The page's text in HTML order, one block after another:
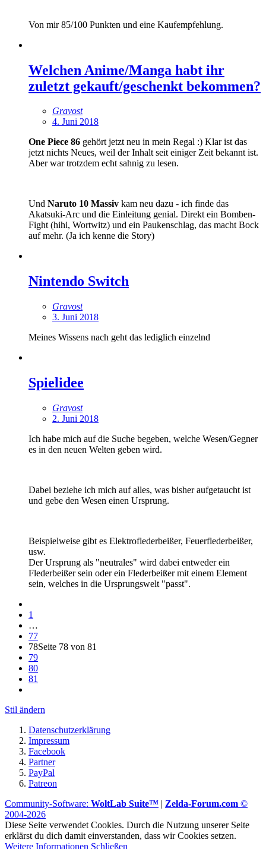
Von mir 85/100 Punkten und eine Kaufempfehlung.
Welchen Anime/Manga habt ihr
zuletzt gekauft/geschenkt bekommen?
Gravost
4. Juni 2018
One Piece 86 gehört jetzt neu in mein Regal :) Klar ist das
jetzt nichts Neues, weil der Inhalt seit einiger Zeit bekannt ist.
Aber war trotzdem echt sahnig zu lesen.
Und Naruto 10 Massiv kam neu dazu - ich finde das
Akatsuki-Arc und die Einleitung genial. Direkt ein Bomben-
Fight (hihi, Wortwitz) und ein Paukenschlag, das macht Bock
auf mehr. (Ja ich kenne die Story)
Nintendo Switch
Gravost
3. Juni 2018
Meines Wissens nach geht das lediglich einzelnd
Spielidee
Gravost
2. Juni 2018
Ich habe mich auf die Suche begeben, welche Wesen/Gegner
es in den neuen Welten geben wird.
Dabei beziehe ich mich auf alles, was bisher aufgetaucht ist
und gebe den Wesen einen Ursprung.
Beispielweise gibt es Elektroflederbeißer, Feuerflederbeißer,
usw.
Der Ursprung als "neutrales" wird dabei entweder ein
Flederbeißer sein oder ein Flederbeißer mit einem Element
sein, welches in die Ursprungswelt "passt".
1
…
77
78Seite 78 von 81
79
80
81
Stil ändern
Datenschutzerklärung
Impressum
Facebook
Partner
PayPal
Patreon
Community-Software: WoltLab Suite™ | Zelda-Forum.com ©
2004-2026
Diese Seite verwendet Cookies. Durch die Nutzung unserer Seite
erklärst du dich damit einverstanden, dass wir Cookies setzen.
Weitere Informationen Schließen